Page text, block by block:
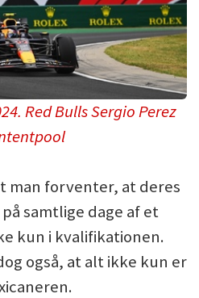
Red Bulls Sergio Perez
man forventer, at deres
samtlige dage af et
kun i kvalifikationen.
også, at alt ikke kun er